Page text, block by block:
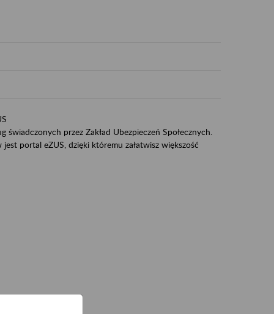
przez Zakład Ubezpieczeń Społecznych.
portal eZUS, dzięki któremu załatwisz większość